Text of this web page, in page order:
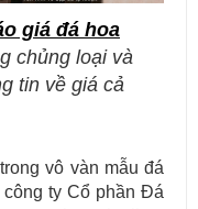
giá đá hoa
chủng loại và
tin về giá cả
vô vàn mẫu đá
ty Cổ phần Đá